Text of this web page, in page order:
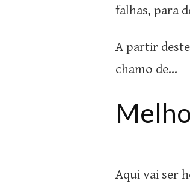
falhas, para
A partir
chamo de…
Aqui vai ser